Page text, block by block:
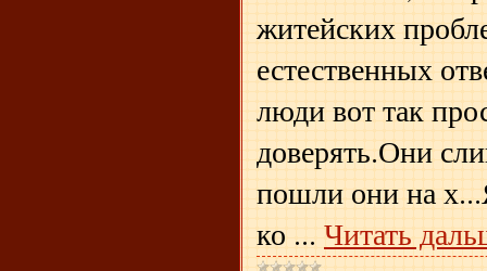
житейских
естественных
люди вот так
доверять.Они
пошли они на
ко ... Читать